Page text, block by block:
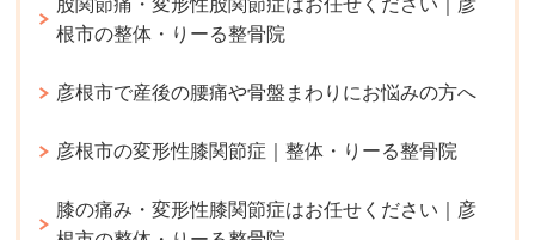
根市の整体・りーる整骨院
彦根市で産後の腰痛や骨盤まわりにお悩みの方へ
彦根市の変形性膝関節症｜整体・りーる整骨院
膝の痛み・変形性膝関節症はお任せください｜彦